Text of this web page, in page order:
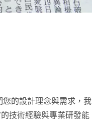
的設計理念與需求，我
技術經驗與專業研發能